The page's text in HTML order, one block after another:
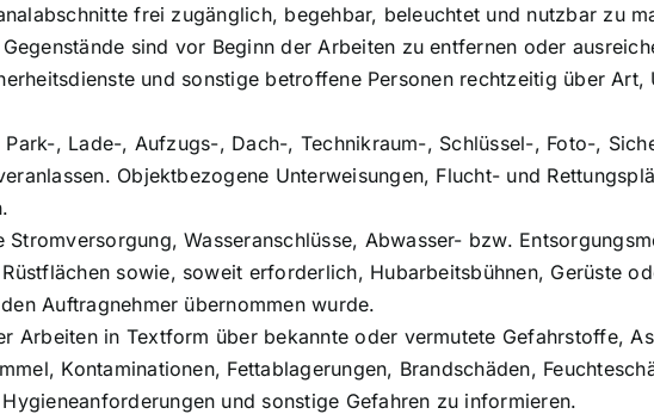
frei zugänglich, begehbar, beleuchtet und nutzbar zu
sind vor Beginn der Arbeiten zu entfernen oder
und sonstige betroffene Personen rechtzeitig über Art,
, Lade-, Aufzugs-, Dach-, Technikraum-, Schlüssel-, Foto-,
Objektbezogene Unterweisungen, Flucht- und
Wasseranschlüsse, Abwasser- bzw.
sowie, soweit erforderlich, Hubarbeitsbühnen, Gerüste
Auftragnehmer übernommen wurde.
Arbeiten in Textform über bekannte oder vermutete Gefahrstoffe,
Kontaminationen, Fettablagerungen, Brandschäden,
und sonstige Gefahren zu informieren.